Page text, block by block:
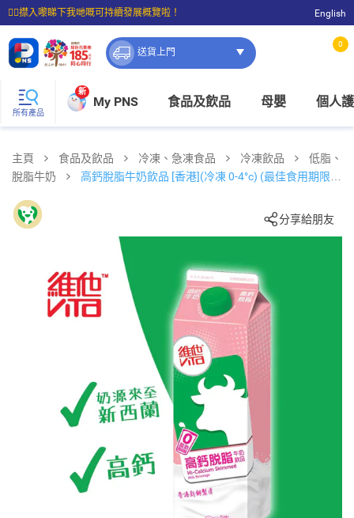
☝🏼㩒入嚟睇下我哋嘅可持續發展概覽啦！
⭐購物滿$399即享免費送貨；滿$100即可免費店取。
English
送貨上門
0
所有產品
新
My PNS 食品及飲品 母嬰 個人
主頁 食品及飲品 冷凍、急凍食品 冷凍飲品
低脂、
脫脂牛奶
高鈣脫脂牛奶飲品 [香港](冷凍 0-4°c) (最佳食用期限不
分享給朋友